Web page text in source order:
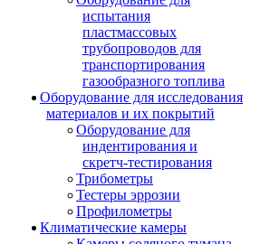
испытания
пластмассовых
трубопроводов для
транспортирования
газообразного топлива
Оборудование для исследования
материалов и их покрытий
Оборудование для
индентирования и
скретч-тестирования
Трибометры
Тестеры эррозии
Профилометры
Климатические камеры